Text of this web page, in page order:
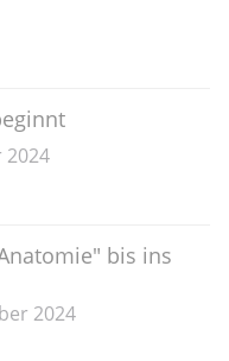
2024
bis ins
2024